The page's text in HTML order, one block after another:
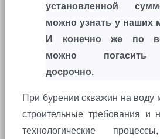
установленной
можно узнать у наших
И конечно же по
можно погасить
досрочно.
При бурении скважин на
строительные требования и
технологические